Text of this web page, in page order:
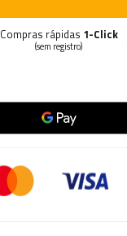
Compras rápidas 1-Click
(sem registro)